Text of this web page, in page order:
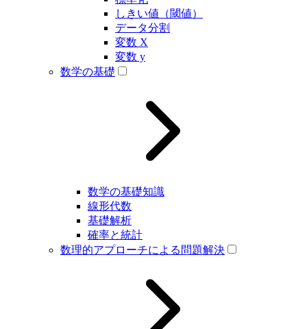
しきい値（閾値）
データ分割
変数 X
変数 y
数学の基礎
数学の基礎知識
線形代数
基礎解析
確率と統計
数理的アプローチによる問題解決